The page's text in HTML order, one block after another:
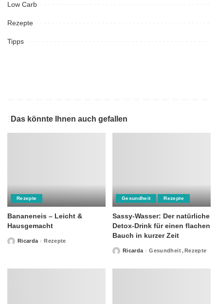
Low Carb
Rezepte
Tipps
Das könnte Ihnen auch gefallen
Rezepte
Bananeneis – Leicht &
Hausgemacht
PostedRicarda Rezepte
Gesundheit Rezepte
Sassy-Wasser: Der natürliche
Detox-Drink für einen flachen
Bauch in kurzer Zeit
PostedRicarda Gesundheit Rezepte